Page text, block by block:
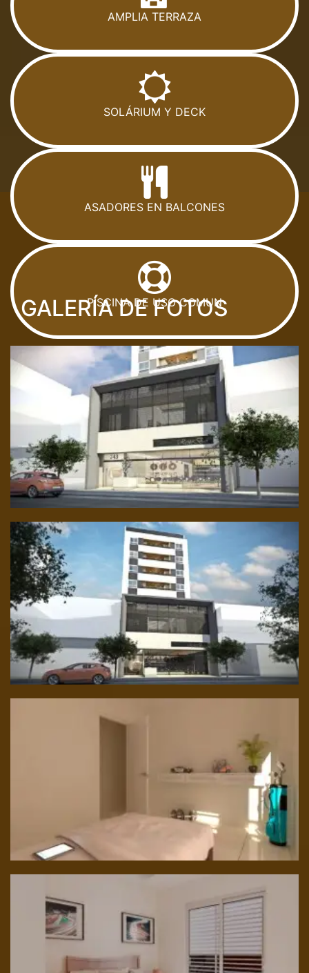
AMPLIA TERRAZA
SOLÁRIUM Y DECK
ASADORES EN BALCONES
PISCINA DE USO COMUN
GALERÍA DE FOTOS